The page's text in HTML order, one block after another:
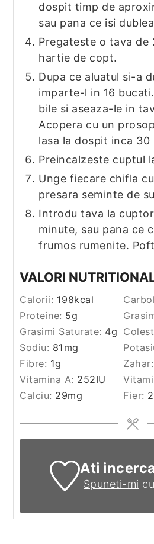
dospit timp de
sau pana ce isi
Pregateste o tava de
hartie de copt.
Dupa ce aluatul si-a
imparte-l in 16
bile si aseaza-le in
Acopera cu un
lasa la dospit inca 30
Preincalzeste cuptul
Unge fiecare chifla
presara seminte de
Introdu tava la
minute, sau pana ce
frumos rumenite.
VALORI
Calorii: 198kcal
Proteine: 5g
Grasimi Saturate: 4g
Sodiu: 81 mg
Fibre: 1g Zahar:
Vitamina A: 252IU
Calciu: 29mg Fier: 2
Ati
Spuneti-mi